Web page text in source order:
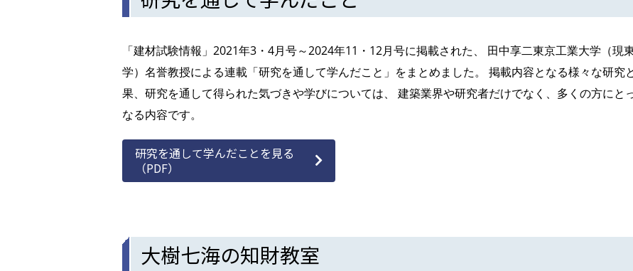
「建材試験情報」2021年3・4月号～2024年11・12月号に掲載された、 田中享二東京工業大学（現
学）名誉教授による連載「研究を通して学んだこと」をまとめました。 掲載内容となる様々な研究
果、研究を通して得られた気づきや学びについては、 建築業界や研究者だけでなく、多くの方にと
なる内容です。
研究を通して学んだことを見る
（PDF）
大樹七海の知財教室